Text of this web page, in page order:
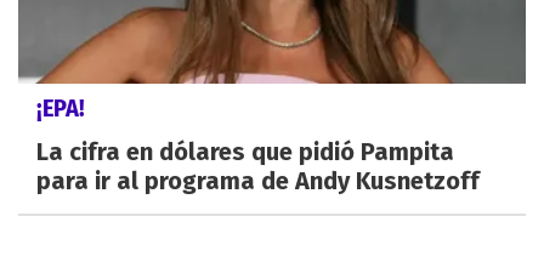
¡EPA!
La cifra en dólares que pidió Pampita
para ir al programa de Andy Kusnetzoff